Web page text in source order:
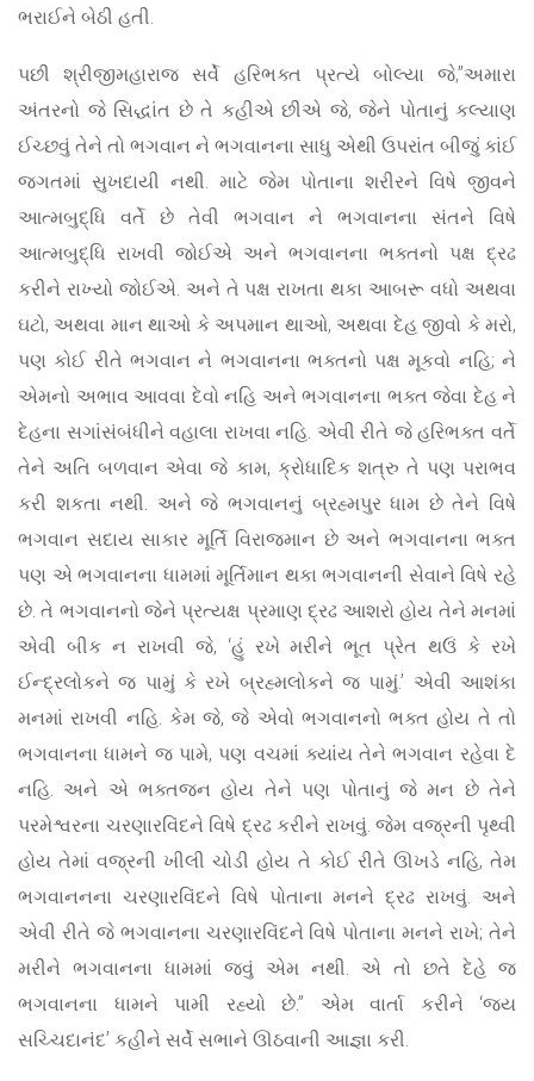
ભરાઈને બેઠી હતી.
પછી શ્રીજીમહારાજ સર્વે હરિભક્ત પ્રત્યે બોલ્યા જે,”અમારા
અંતરનો જે સિદ્ધાંત છે તે કહીએ છીએ જે, જેને પોતાનું કલ્યાણ
ઈચ્છવું તેને તો ભગવાન ને ભગવાનના સાધુ એથી ઉપરાંત બીજું કાંઈ
જગતમાં સુખદાયી નથી. માટે જેમ પોતાના શરીરને વિષે જીવને
આત્મબુદ્ધિ વર્તે છે તેવી ભગવાન ને ભગવાનના સંતને વિષે
આત્મબુદ્ધિ રાખવી જોઈએ અને ભગવાનના ભક્તનો પક્ષ દ્રઢ
કરીને રાખ્યો જોઈએ. અને તે પક્ષ રાખતા થકા આબરૂ વધો અથવા
ઘટો, અથવા માન થાઓ કે અપમાન થાઓ, અથવા દેહ જીવો કે મરો,
પણ કોઈ રીતે ભગવાન ને ભગવાનના ભક્તનો પક્ષ મૂકવો નહિ; ને
એમનો અભાવ આવવા દેવો નહિ અને ભગવાનના ભક્ત જેવા દેહ ને
દેહના સગાંસંબંધીને વહાલા રાખવા નહિ. એવી રીતે જે હરિભક્ત વર્તે
તેને અતિ બળવાન એવા જે કામ, ક્રોધાદિક શત્રુ તે પણ પરાભવ
કરી શકતા નથી. અને જે ભગવાનનું બ્રહ્મપુર ધામ છે તેને વિષે
ભગવાન સદાય સાકાર મૂર્તિ વિરાજમાન છે અને ભગવાનના ભક્ત
પણ એ ભગવાનના ધામમાં મૂર્તિમાન થકા ભગવાનની સેવાને વિષે રહે
છે. તે ભગવાનનો જેને પ્રત્યક્ષ પ્રમાણ દ્રઢ આશરો હોય તેને મનમાં
એવી બીક ન રાખવી જે, ‘હું રખે મરીને ભૂત પ્રેત થઉં કે રખે
ઈન્દ્રલોકને જ પામું કે રખે બ્રહ્મલોકને જ પામું.’ એવી આશંકા
મનમાં રાખવી નહિ. કેમ જે, જે એવો ભગવાનનો ભક્ત હોય તે તો
ભગવાનના ધામને જ પામે, પણ વચમાં ક્યાંય તેને ભગવાન રહેવા દે
નહિ. અને એ ભક્તજન હોય તેને પણ પોતાનું જે મન છે તેને
પરમેશ્વરના ચરણારવિંદને વિષે દ્રઢ કરીને રાખવું. જેમ વજ્રની પૃથ્વી
હોય તેમાં વજ્રની ખીલી ચોડી હોય તે કોઈ રીતે ઊખડે નહિ, તેમ
ભગવાનનના ચરણારવિંદને વિષે પોતાના મનને દ્રઢ રાખવું. અને
એવી રીતે જે ભગવાનના ચરણારવિંદને વિષે પોતાના મનને રાખે; તેને
મરીને ભગવાનના ધામમાં જવું એમ નથી. એ તો છતે દેહે જ
ભગવાનના ધામને પામી રહ્યો છે.” એમ વાર્તા કરીને ‘જય
સચ્ચિદાનંદ’ કહીને સર્વે સભાને ઊઠવાની આજ્ઞા કરી.